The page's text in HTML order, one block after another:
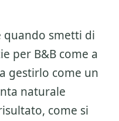
quando smetti di
per B&B come a
gestirlo come un
naturale
come si